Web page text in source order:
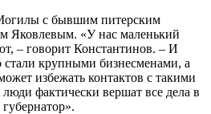
с бывшим питерским
Яковлевым. «У нас маленький
– говорит Константинов. – И
крупными бизнесменами, а
избежать контактов с такими
фактически вершат все дела в